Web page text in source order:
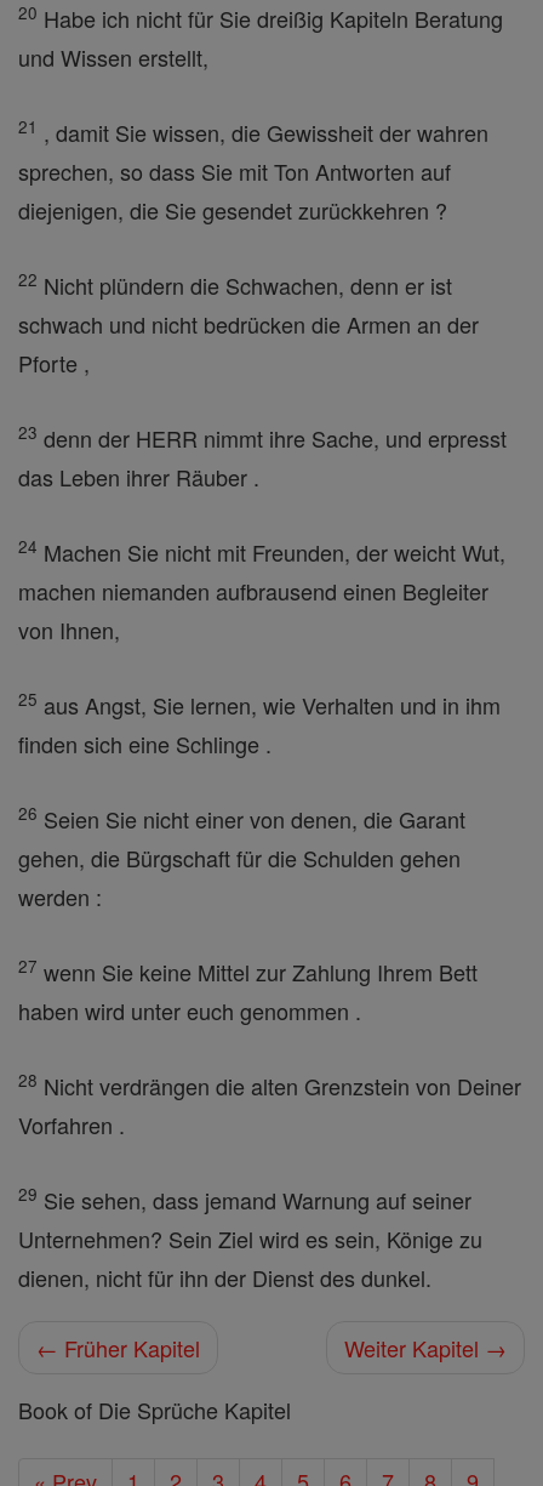
20 Habe ich nicht für Sie dreißig Kapiteln Beratung
und Wissen erstellt,
21 , damit Sie wissen, die Gewissheit der wahren
sprechen, so dass Sie mit Ton Antworten auf
diejenigen, die Sie gesendet zurückkehren ?
22 Nicht plündern die Schwachen, denn er ist
schwach und nicht bedrücken die Armen an der
Pforte ,
23 denn der HERR nimmt ihre Sache, und erpresst
das Leben ihrer Räuber .
24 Machen Sie nicht mit Freunden, der weicht Wut,
machen niemanden aufbrausend einen Begleiter
von Ihnen,
25 aus Angst, Sie lernen, wie Verhalten und in ihm
finden sich eine Schlinge .
26 Seien Sie nicht einer von denen, die Garant
gehen, die Bürgschaft für die Schulden gehen
werden :
27 wenn Sie keine Mittel zur Zahlung Ihrem Bett
haben wird unter euch genommen .
28 Nicht verdrängen die alten Grenzstein von Deiner
Vorfahren .
29 Sie sehen, dass jemand Warnung auf seiner
Unternehmen? Sein Ziel wird es sein, Könige zu
dienen, nicht für ihn der Dienst des dunkel.
← Früher Kapitel
Weiter Kapitel →
Book of Die Sprüche Kapitel